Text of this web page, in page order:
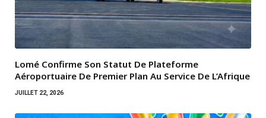
Lomé Confirme Son Statut De Plateforme
Aéroportuaire De Premier Plan Au Service De L’Afrique
JUILLET 22, 2026